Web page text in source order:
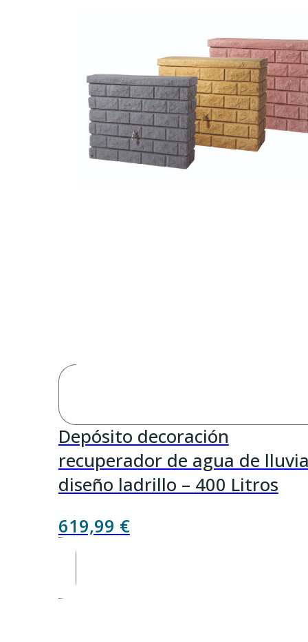
Depósito decoración
recuperador de agua de
diseño ladrillo – 400 Litros
619,99 €